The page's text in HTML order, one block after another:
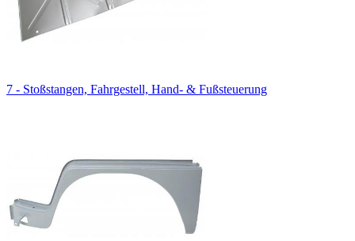
7 - Stoßstangen, Fahrgestell, Hand- & Fußsteuerung